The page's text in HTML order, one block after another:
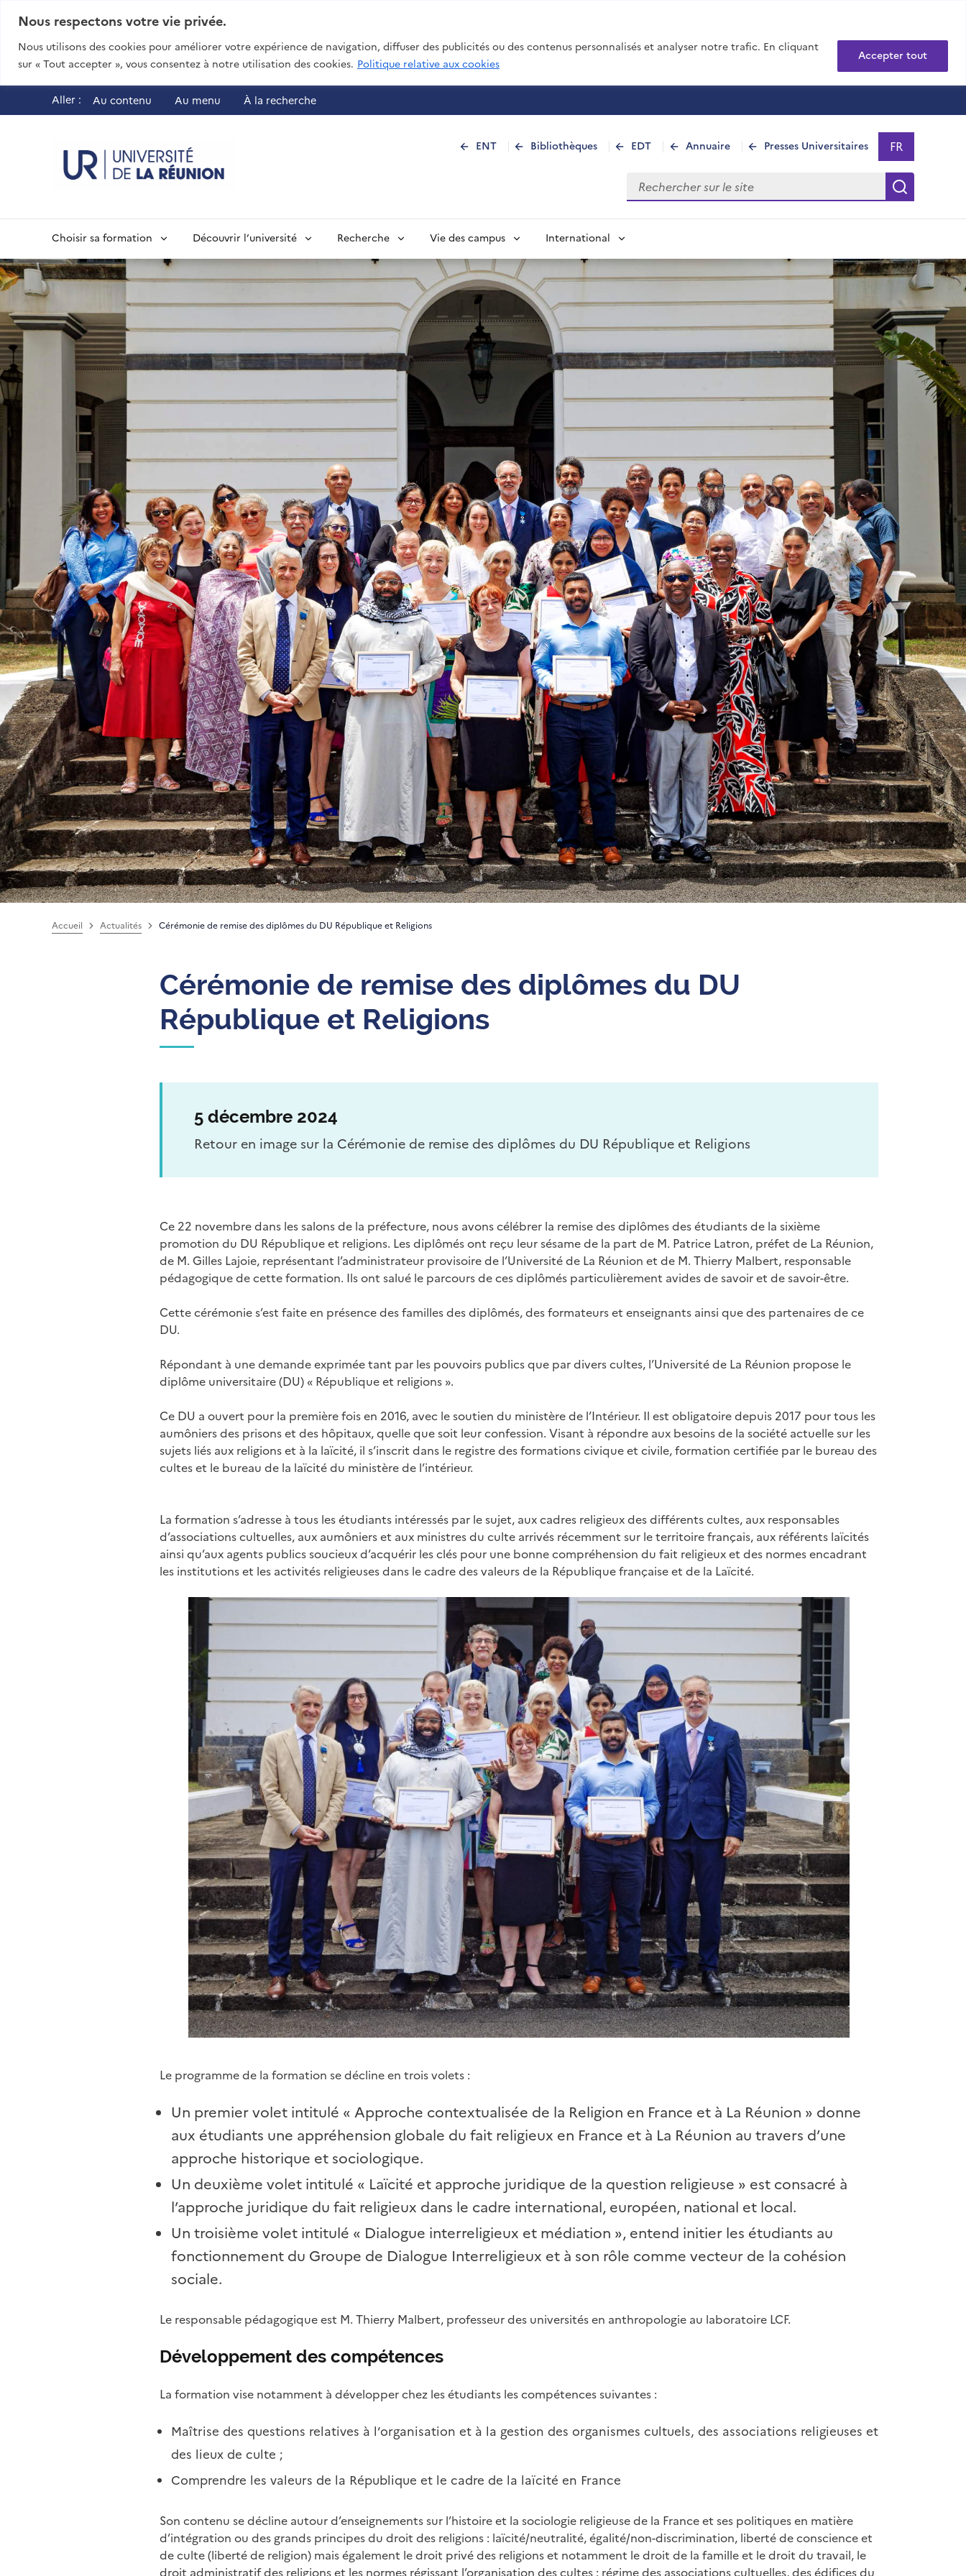
Nous respectons votre vie privée.
Nous utilisons des cookies pour améliorer votre expérience de navigation, diffuser des publicités ou des contenus personnalisés et analyser notre trafic. En cliquant
sur « Tout accepter », vous consentez à notre utilisation des cookies. Politique relative aux cookies
Accepter tout
Aller : Au contenu Au menu À la recherche
ENT Bibliothèques EDT Annuaire Presses Universitaires Sélectionner
FR
- Français
Rechercher sur le site
Choisir sa formation Découvrir l’université Recherche Vie des campus International
Accueil Actualités Cérémonie de remise des diplômes du DU République et Religions
Cérémonie de remise des diplômes du DU
République et Religions
5 décembre 2024
Retour en image sur la Cérémonie de remise des diplômes du DU République et Religions
Ce 22 novembre dans les salons de la préfecture, nous avons célébrer la remise des diplômes des étudiants de la sixième
promotion du DU République et religions. Les diplômés ont reçu leur sésame de la part de M. Patrice Latron, préfet de La Réunion,
de M. Gilles Lajoie, représentant l’administrateur provisoire de l’Université de La Réunion et de M. Thierry Malbert, responsable
pédagogique de cette formation. Ils ont salué le parcours de ces diplômés particulièrement avides de savoir et de savoir-être.
Cette cérémonie s’est faite en présence des familles des diplômés, des formateurs et enseignants ainsi que des partenaires de ce
DU.
Répondant à une demande exprimée tant par les pouvoirs publics que par divers cultes, l’Université de La Réunion propose le
diplôme universitaire (DU) « République et religions ».
Ce DU a ouvert pour la première fois en 2016, avec le soutien du ministère de l’Intérieur. Il est obligatoire depuis 2017 pour tous les
aumôniers des prisons et des hôpitaux, quelle que soit leur confession. Visant à répondre aux besoins de la société actuelle sur les
sujets liés aux religions et à la laïcité, il s’inscrit dans le registre des formations civique et civile, formation certifiée par le bureau des
cultes et le bureau de la laïcité du ministère de l’intérieur.
La formation s’adresse à tous les étudiants intéressés par le sujet, aux cadres religieux des différents cultes, aux responsables
d’associations cultuelles, aux aumôniers et aux ministres du culte arrivés récemment sur le territoire français, aux référents laïcités
ainsi qu’aux agents publics soucieux d’acquérir les clés pour une bonne compréhension du fait religieux et des normes encadrant
les institutions et les activités religieuses dans le cadre des valeurs de la République française et de la Laïcité.
Le programme de la formation se décline en trois volets :
Un premier volet intitulé « Approche contextualisée de la Religion en France et à La Réunion » donne
aux étudiants une appréhension globale du fait religieux en France et à La Réunion au travers d’une
approche historique et sociologique.
Un deuxième volet intitulé « Laïcité et approche juridique de la question religieuse » est consacré à
l’approche juridique du fait religieux dans le cadre international, européen, national et local.
Un troisième volet intitulé « Dialogue interreligieux et médiation », entend initier les étudiants au
fonctionnement du Groupe de Dialogue Interreligieux et à son rôle comme vecteur de la cohésion
sociale.
Le responsable pédagogique est M. Thierry Malbert, professeur des universités en anthropologie au laboratoire LCF.
Développement des compétences
La formation vise notamment à développer chez les étudiants les compétences suivantes :
Maîtrise des questions relatives à l’organisation et à la gestion des organismes cultuels, des associations religieuses et
des lieux de culte ;
Comprendre les valeurs de la République et le cadre de la laïcité en France
Son contenu se décline autour d’enseignements sur l’histoire et la sociologie religieuse de la France et ses politiques en matière
d’intégration ou des grands principes du droit des religions : laïcité/neutralité, égalité/non-discrimination, liberté de conscience et
de culte (liberté de religion) mais également le droit privé des religions et notamment le droit de la famille et le droit du travail, le
droit administratif des religions et les normes régissant l’organisation des cultes : régime des associations cultuelles, des édifices du